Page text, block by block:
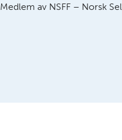
Medlem av NSFF – Norsk